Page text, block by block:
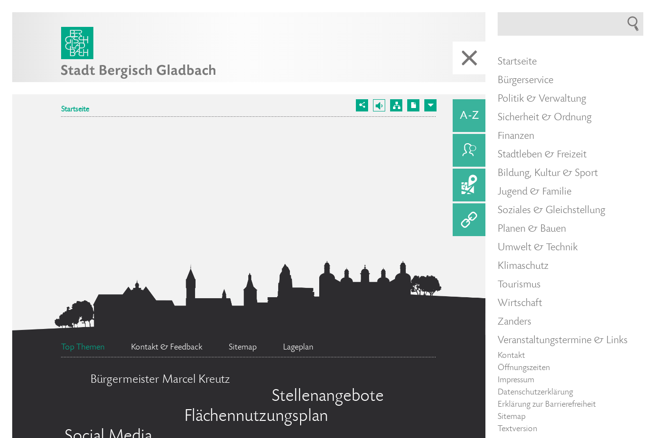
Startseite
Top Themen Kontakt & Feedback Sitemap Lageplan
Bürgermeister Marcel Kreutz
Stellenangebote
Flächennutzungsplan
Startseite
Bürgerservice
Politik & Verwaltung
Sicherheit & Ordnung
Finanzen
Stadtleben & Freizeit
Bildung, Kultur & Sport
Jugend & Familie
Soziales & Gleichstellung
Planen & Bauen
Umwelt & Technik
Klimaschutz
Tourismus
Wirtschaft
Zanders
Veranstaltungstermine & Links
Kontakt
Öffnungszeiten
Impressum
Datenschutzerklärung
Erklärung zur Barrierefreiheit
Sitemap
Textversion